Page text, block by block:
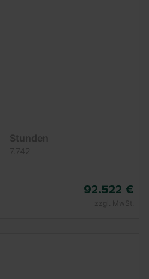
Stunden
7.742
92.522 €
zzgl. MwSt.